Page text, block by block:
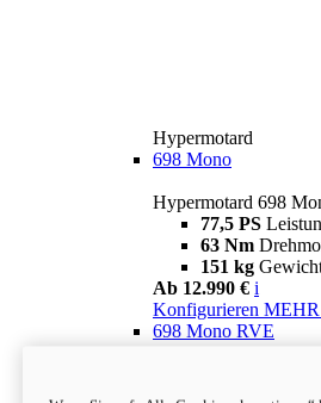
Hypermotard
698 Mono
Hypermotard 698
77,5 PS
63 Nm
151 kg
Ab 12.990 € i
Konfigurieren
698 Mono RVE
77,5 PS